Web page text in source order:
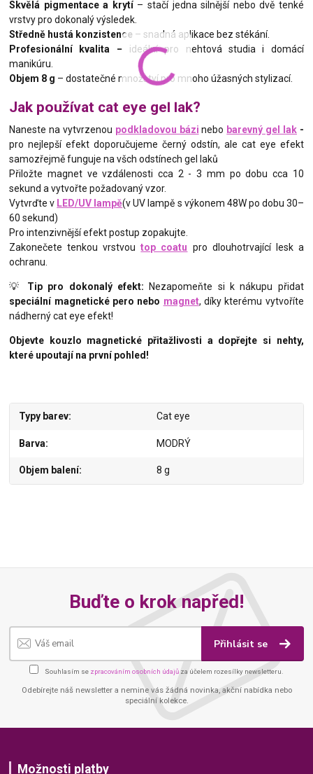
Skvělá pigmentace a krytí – stačí jedna silnější nebo dvě tenké
vrstvy pro dokonalý výsledek.
Středně hustá konzistence – snadná aplikace bez stékání.
Profesionální kvalita – ideální pro nehtová studia i domácí
manikúru.
Objem 8 g – dostatečné množství pro mnoho úžasných stylizací.
Jak používat cat eye gel lak?
Naneste na vytvrzenou podkladovou bázi nebo barevný gel lak-
pro nejlepší efekt doporučujeme černý odstín, ale cat eye efekt
samozřejmě funguje na všch odstínech gel laků
Přiložte magnet ve vzdálenosti cca 2 - 3 mm po dobu cca 10
sekund a vytvořte požadovaný vzor.
Vytvrďte v LED/UV lampě(v UV lampě s výkonem 48W po dobu 30–
60 sekund)
Pro intenzivnější efekt postup zopakujte.
Zakonečete tenkou vrstvoutop coatu pro dlouhotrvající lesk a
ochranu.
💡 Tip pro dokonalý efekt: Nezapomeňte si k nákupu přidat
speciální magnetické pero nebo magnet, díky kterému vytvoříte
nádherný cat eye efekt!
Objevte kouzlo magnetické přitažlivosti a dopřejte si nehty,
které upoutají na první pohled!
Typy barev Cat eye
Barva MODRÝ
Objem balení 8 g
Buďte o krok napřed!
Přihlásit se
Souhlasím se zpracováním osobních údajů za účelem rozesílky newsletteru.
Odebírejte náš newsletter a nemine vás žádná novinka, akční nabídka nebo
speciální kolekce.
Možnosti platby